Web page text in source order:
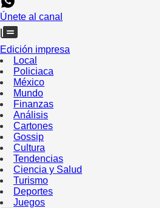
Únete al canal
Edición impresa
Local
Policiaca
México
Mundo
Finanzas
Análisis
Cartones
Gossip
Cultura
Tendencias
Ciencia y Salud
Turismo
Deportes
Juegos